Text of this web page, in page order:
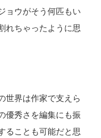
ョウがそう何匹もい
れちゃったように思
世界は作家で支えら
優秀さを編集にも振
ることも可能だと思